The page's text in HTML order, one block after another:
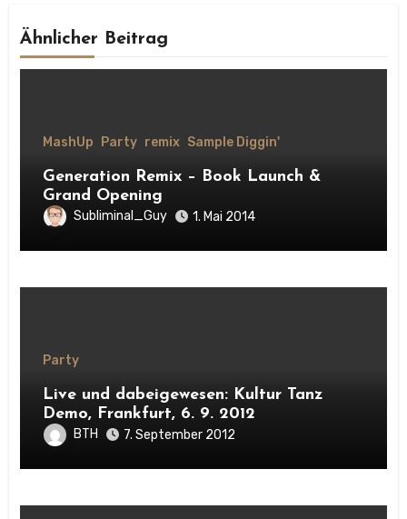
Ähnlicher Beitrag
MashUp Party remix Sample Diggin'
Generation Remix – Book Launch &
Grand Opening
Subliminal_Guy 1. Mai 2014
Party
Live und dabeigewesen: Kultur Tanz
Demo, Frankfurt, 6. 9. 2012
BTH 7. September 2012